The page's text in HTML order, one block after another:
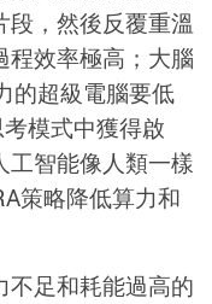
段，然後反覆重溫
程效率極高；大腦
的超級電腦要低
模式中獲得啟
工智能像人類一樣
策略降低算力和
不足和耗能過高的